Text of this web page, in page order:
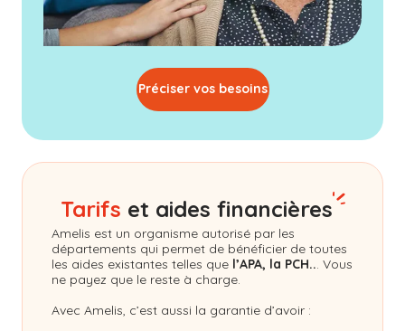
Préciser vos besoins
Tarifs et aides financières
Amelis est un organisme autorisé par les
départements qui permet de bénéficier de toutes
les aides existantes telles que l’APA, la PCH... Vous
ne payez que le reste à charge.
Avec Amelis, c’est aussi la garantie d’avoir :